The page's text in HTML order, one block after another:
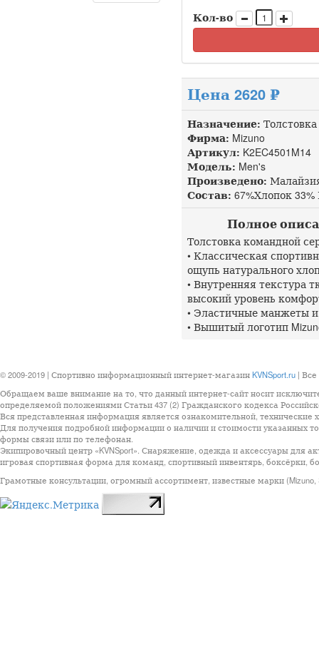
Кол-во
Цена 2620 ₽
Назначение: Толстовка
Фирма: Mizuno
Артикул:
Модель: Men's
Произведено:
Состав: 67%Хлопок
Полное
Толстовка командной
• Классическая
ощупь натурального
• Внутренняя текстура
высокий уровень
• Эластичные манжеты
• Вышитый логотип
© 2009-2019 | Спортивно информационный интернет-магазин KVNSport.ru |
Обращаем ваше внимание на то, что данный интернет-сайт носит
определяемой положениями Статьи 437 (2) Гражданского кодекса
Вся представленная информация является ознакомительной, технические
Для получения подробной информации о наличии и стоимости указанных
формы связи или по телефонан.
Экипировочный центр «KVNSport». Снаряжение, одежда и аксессуары для
игровая спортивная форма для команд, спортивный инвентярь, боксёрки,
Грамотные консультации, огромный ассортимент, известные марки (Mizuno,